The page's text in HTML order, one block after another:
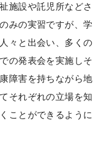
施設や託児所などさ
みの実習ですが、学
々と出会い、多くの
の発表会を実施しそ
障害を持ちながら地
それぞれの立場を知
ことができるように